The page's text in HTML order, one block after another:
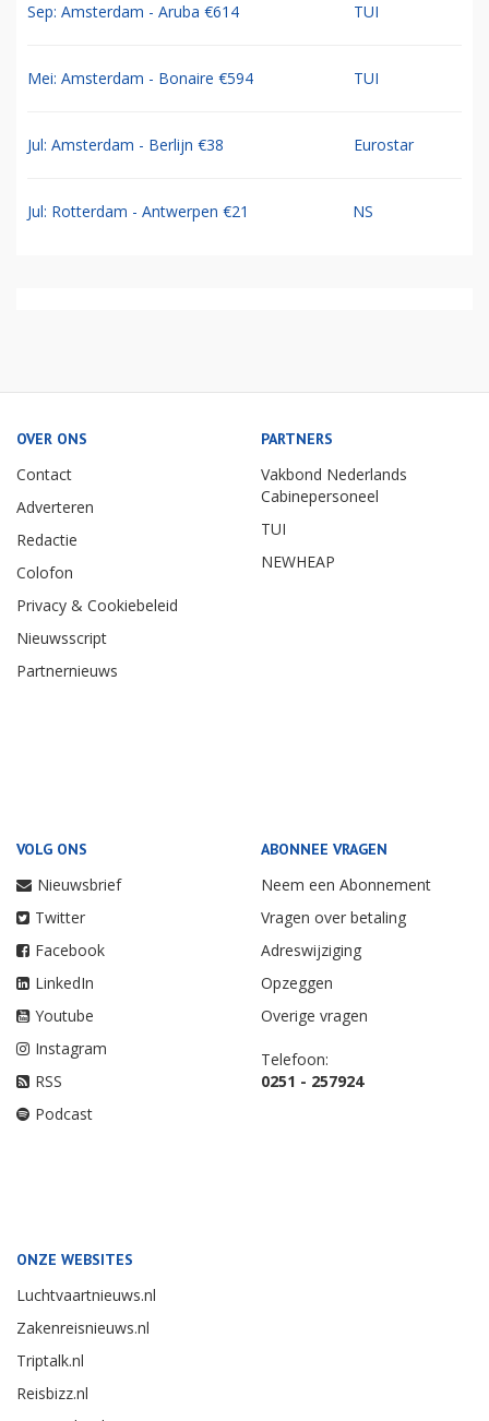
Sep: Amsterdam - Aruba €614 TUI
Mei: Amsterdam - Bonaire €594 TUI
Jul: Amsterdam - Berlijn €38 Eurostar
Jul: Rotterdam - Antwerpen €21 NS
OVER ONS
Contact
Adverteren
Redactie
Colofon
Privacy & Cookiebeleid
Nieuwsscript
Partnernieuws
PARTNERS
Vakbond Nederlands
Cabinepersoneel
TUI
NEWHEAP
VOLG ONS
Nieuwsbrief
Twitter
Facebook
LinkedIn
Youtube
Instagram
RSS
Podcast
ABONNEE VRAGEN
Neem een Abonnement
Vragen over betaling
Adreswijziging
Opzeggen
Overige vragen
Telefoon:
0251 - 257924
ONZE WEBSITES
Luchtvaartnieuws.nl
Zakenreisnieuws.nl
Triptalk.nl
Reisbizz.nl